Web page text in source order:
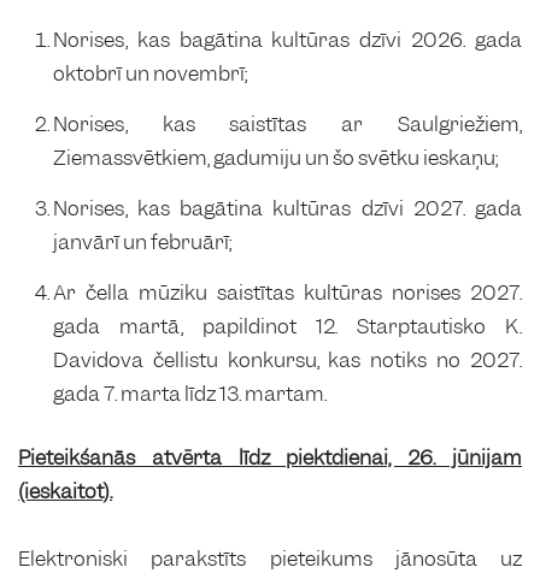
Norises, kas bagātina kultūras dzīvi 2026. gada
oktobrī un novembrī;
Norises, kas saistītas ar Saulgriežiem,
Ziemassvētkiem, gadumiju un šo svētku ieskaņu;
Norises, kas bagātina kultūras dzīvi 2027. gada
janvārī un februārī;
Ar čella mūziku saistītas kultūras norises 2027.
gada martā, papildinot 12. Starptautisko K.
Davidova čellistu konkursu, kas notiks no 2027.
gada 7. marta līdz 13. martam.
Pieteikšanās atvērta līdz piektdienai, 26. jūnijam
(ieskaitot).
Elektroniski parakstīts pieteikums jānosūta uz